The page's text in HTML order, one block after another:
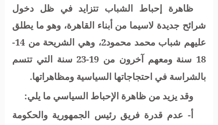
ظاهرة إحباط الشباب تتزايد في ظل دخول
شرائح جديدة لاسيما من أبناء القاهرة، وهو ما يطلق
عليهم شباب محمد محمود2، وهي الشريحة من 14-
18 سنة ومعهم آخرون من 19-23 سنة التي تتسم
بالشراسة في احتجاجاتها السياسية ومظاهراتها.
وقد يزيد من ظاهرة الإحباط السياسي ما يلي:
أ- عدم قدرة فريق رئيس الجمهورية والحكومة